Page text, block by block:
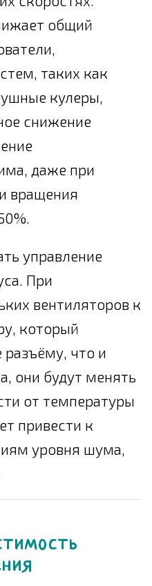
общий
таких как
кулеры,
снижение
даже при
вращения
управление
При
вентиляторов к
который
что и
они будут менять
от температуры
привести к
уровня шума,